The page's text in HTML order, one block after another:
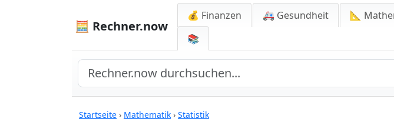
🧮 Rechner.now
💰 Finanzen 🚑 Gesundheit 📐
📚
Startseite › Mathematik › Statistik
Rechner